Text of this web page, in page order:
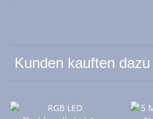
Kunden kauften